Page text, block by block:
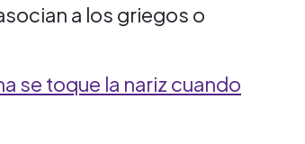
a los griegos o
se toque la nariz cuando